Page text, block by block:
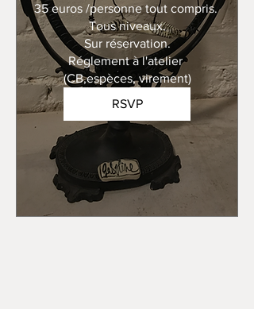
35 euros /personne tout compris.
Tous niveaux.
Sur réservation.
Réglement à l'atelier
(CB,espèces, virement)
RSVP